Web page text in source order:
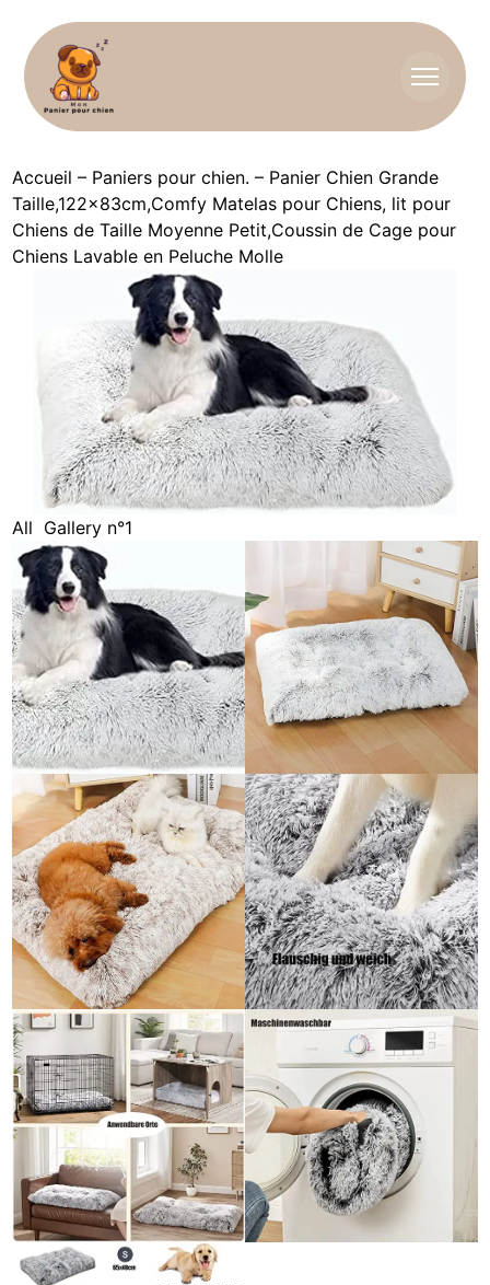
Accueil – Paniers pour chien. – Panier Chien Grande
Taille,122x83cm,Comfy Matelas pour Chiens, lit pour
Chiens de Taille Moyenne Petit,Coussin de Cage pour
Chiens Lavable en Peluche Molle
All Gallery n°1